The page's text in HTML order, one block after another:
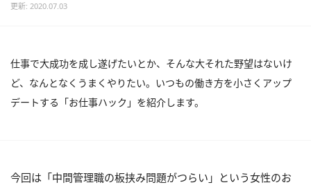
更新: 2020.07.03
仕事で大成功を成し遂げたいとか、そんな大それた野望はないけ
ど、なんとなくうまくやりたい。いつもの働き方を小さくアップ
デートする「お仕事ハック」を紹介します。
今回は「中間管理職の板挟み問題がつらい」という女性のお